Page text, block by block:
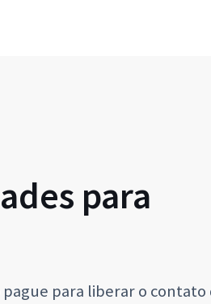
para
pague para liberar o contato